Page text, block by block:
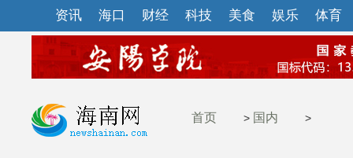
资讯 海口 财经 科技 美食 娱乐 体育
首页 > 国内 >